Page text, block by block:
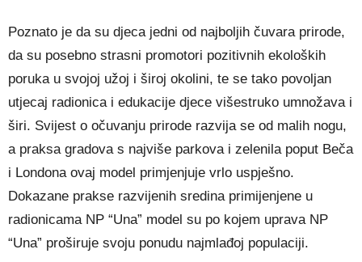
Poznato je da su djeca jedni od najboljih čuvara prirode,
da su posebno strasni promotori pozitivnih ekoloških
poruka u svojoj užoj i široj okolini, te se tako povoljan
utjecaj radionica i edukacije djece višestruko umnožava i
širi. Svijest o očuvanju prirode razvija se od malih nogu,
a praksa gradova s najviše parkova i zelenila poput Beča
i Londona ovaj model primjenjuje vrlo uspješno.
Dokazane prakse razvijenih sredina primijenjene u
radionicama NP “Una” model su po kojem uprava NP
“Una” proširuje svoju ponudu najmlađoj populaciji.